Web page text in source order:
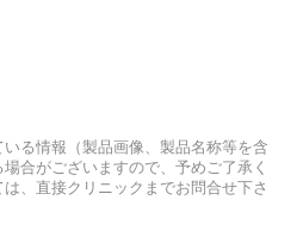
る情報（製品画像、製品名称等を含
合がございますので、予めご了承く
、直接クリニックまでお問合せ下さ